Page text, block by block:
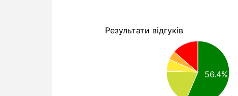
Результати відгуків
56.4%